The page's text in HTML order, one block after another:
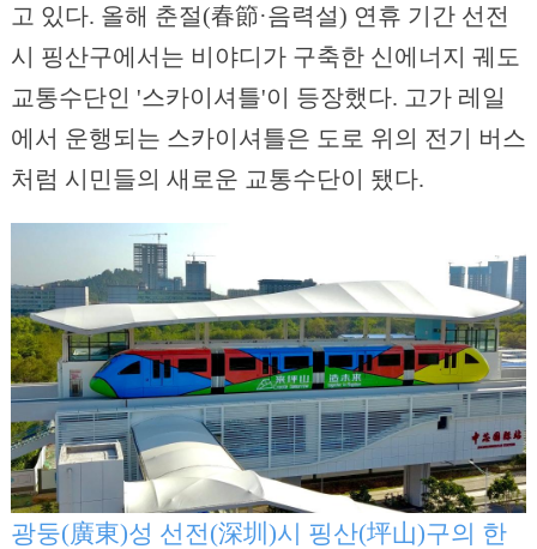
고 있다. 올해 춘절(春節·음력설) 연휴 기간 선전
시 핑산구에서는 비야디가 구축한 신에너지 궤도
교통수단인 '스카이셔틀'이 등장했다. 고가 레일
에서 운행되는 스카이셔틀은 도로 위의 전기 버스
처럼 시민들의 새로운 교통수단이 됐다.
광둥(廣東)성 선전(深圳)시 핑산(坪山)구의 한